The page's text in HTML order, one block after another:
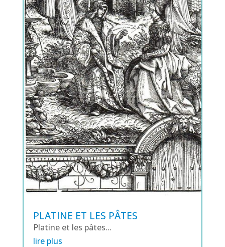
PLATINE ET LES PÂTES
Platine et les pâtes...
lire plus